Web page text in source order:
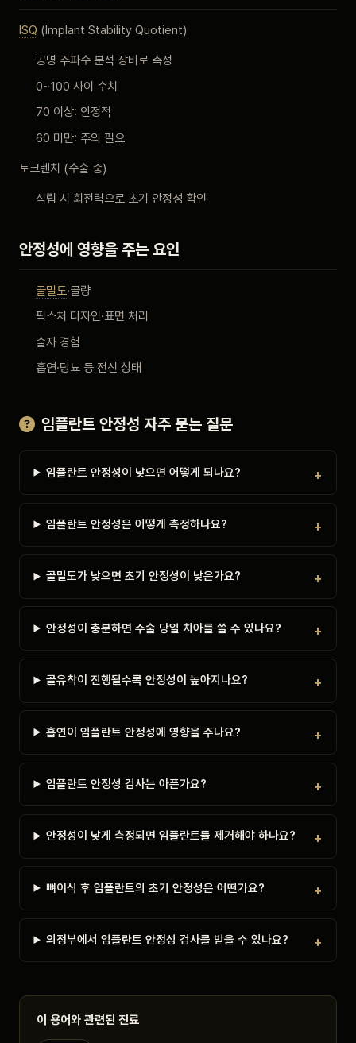
ISQ (Implant Stability Quotient)
공명 주파수 분석 장비로 측정
0~100 사이 수치
70 이상: 안정적
60 미만: 주의 필요
토크렌치 (수술 중)
식립 시 회전력으로 초기 안정성 확인
안정성에 영향을 주는 요인
골밀도·골량
픽스처 디자인·표면 처리
술자 경험
흡연·당뇨 등 전신 상태
임플란트 안정성 자주 묻는 질문
임플란트 안정성이 낮으면 어떻게 되나요?
임플란트 안정성은 어떻게 측정하나요?
골밀도가 낮으면 초기 안정성이 낮은가요?
안정성이 충분하면 수술 당일 치아를 쓸 수 있나요?
골유착이 진행될수록 안정성이 높아지나요?
흡연이 임플란트 안정성에 영향을 주나요?
임플란트 안정성 검사는 아픈가요?
안정성이 낮게 측정되면 임플란트를 제거해야 하나요?
뼈이식 후 임플란트의 초기 안정성은 어떤가요?
의정부에서 임플란트 안정성 검사를 받을 수 있나요?
이 용어와 관련된 진료